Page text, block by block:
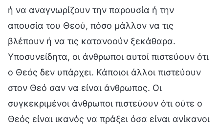
ή να αναγνωρίζουν την παρουσία ή την
απουσία του Θεού, πόσο μάλλον να τις
βλέπουν ή να τις κατανοούν ξεκάθαρα.
Υποσυνείδητα, οι άνθρωποι αυτοί πιστεύουν ότι
ο Θεός δεν υπάρχει. Κάποιοι άλλοι πιστεύουν
στον Θεό σαν να είναι άνθρωπος. Οι
συγκεκριμένοι άνθρωποι πιστεύουν ότι ούτε ο
Θεός είναι ικανός να πράξει όσα είναι ανίκανοι